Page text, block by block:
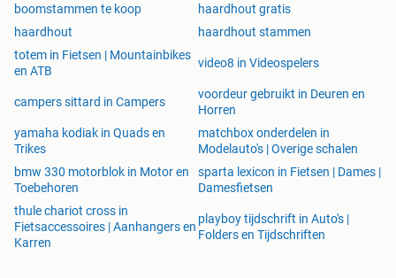
boomstammen te koop
haardhout gratis
haardhout
haardhout stammen
totem in Fietsen | Mountainbikes
en ATB
video8 in Videospelers
campers sittard in Campers
voordeur gebruikt in Deuren en
Horren
yamaha kodiak in Quads en
Trikes
matchbox onderdelen in
Modelauto's | Overige schalen
bmw 330 motorblok in Motor en
Toebehoren
sparta lexicon in Fietsen | Dames |
Damesfietsen
thule chariot cross in
Fietsaccessoires | Aanhangers en
Karren
playboy tijdschrift in Auto's |
Folders en Tijdschriften